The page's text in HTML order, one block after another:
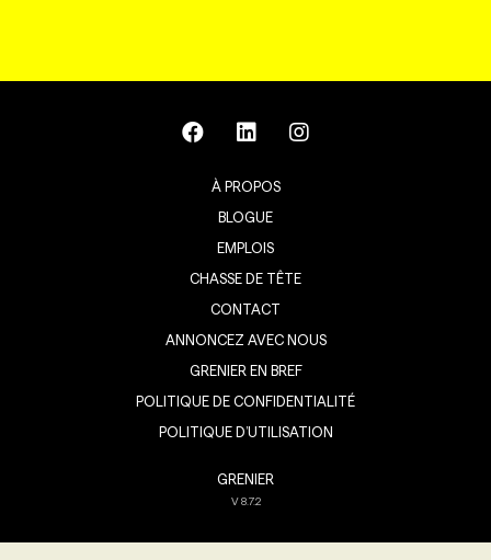
À PROPOS
BLOGUE
EMPLOIS
CHASSE DE TÊTE
CONTACT
ANNONCEZ AVEC NOUS
GRENIER EN BREF
POLITIQUE DE CONFIDENTIALITÉ
POLITIQUE D’UTILISATION
GRENIER
V8.7.2